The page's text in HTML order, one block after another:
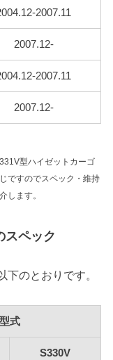
2007.11
2007.12-
2007.11
2007.12-
型ハイゼットカーゴ
ですのでスペック・維持
します。
スペック
のとおりです。
型式
S330V